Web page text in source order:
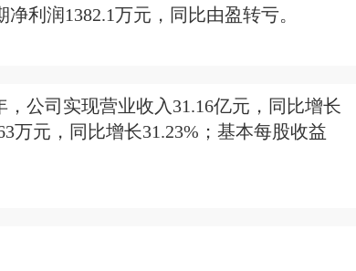
利润1382.1万元，同比由盈转亏。
公司实现营业收入31.16亿元，同比增长
万元，同比增长31.23%；基本每股收益